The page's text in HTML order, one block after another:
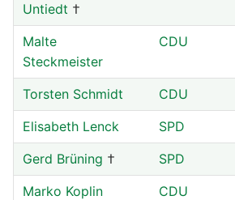
Untiedt †
Malte
Steckmeister
CDU
Torsten Schmidt CDU
Elisabeth Lenck
SPD
Gerd Brüning † SPD
Marko Koplin
CDU